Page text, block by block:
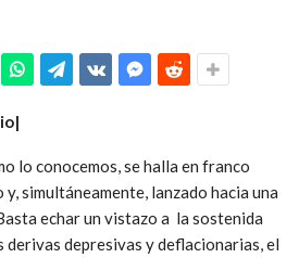
lo conocemos, se halla en franco
simultáneamente, lanzado hacia una
echar un vistazo a la sostenida
depresivas y deflacionarias, el